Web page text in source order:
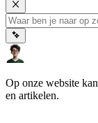
Op onze website
en artikelen.